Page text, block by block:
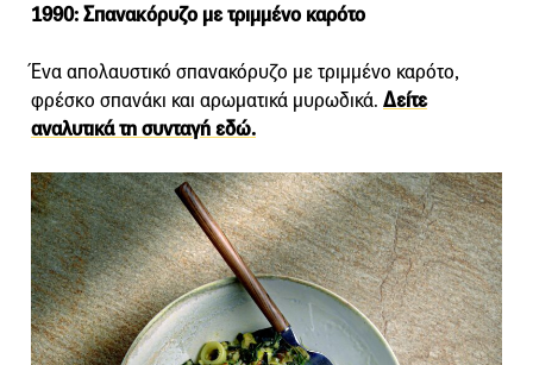
1990: Σπανακόρυζο με τριμμένο καρότο
Ένα απολαυστικό σπανακόρυζο με τριμμένο καρότο,
φρέσκο σπανάκι και αρωματικά μυρωδικά. Δείτε
αναλυτικά τη συνταγή εδώ.